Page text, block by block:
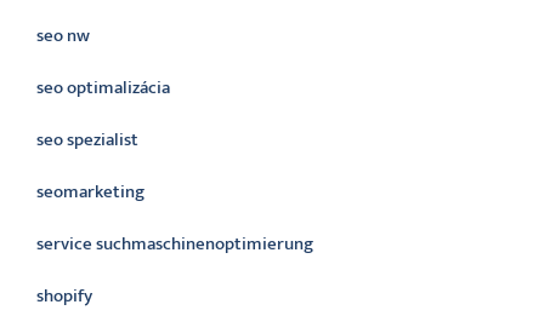
seo nw
seo optimalizácia
seo spezialist
seomarketing
service suchmaschinenoptimierung
shopify